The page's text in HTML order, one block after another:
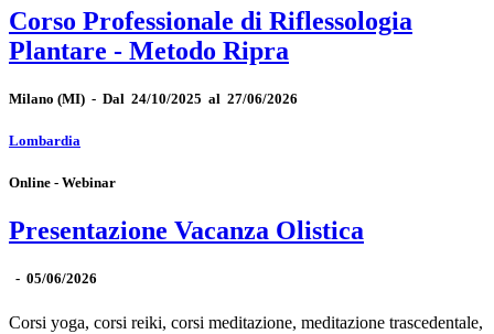
Corso Professionale di Riflessologia
Plantare - Metodo Ripra
Milano (MI) - Dal 24/10/2025 al 27/06/2026
Lombardia
Online - Webinar
Presentazione Vacanza Olistica
- 05/06/2026
Corsi yoga, corsi reiki, corsi meditazione, meditazione trascedentale,